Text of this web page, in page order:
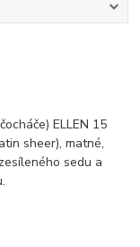
ELLEN 15
sheer), matné,
sedu a